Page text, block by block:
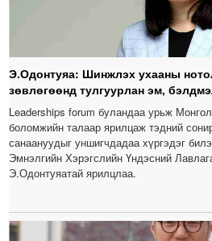
Э.Одонтуяа: Шинжлэх ухааны
зөвлөгөөнд тулгуурлан эм,
Leaderships forum буландаа урьж
боломжийн талаар ярилцаж тэдний
санаануудыг уншигчдадаа хүргэдэг
Эмнэлгийн Хэрэгслийн Үндэсний
Э.Одонтуяатай ярилцлаа.